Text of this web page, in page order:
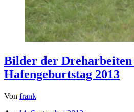
Bilder der Dreharbeiten
Hafengeburtstag 2013
Von frank